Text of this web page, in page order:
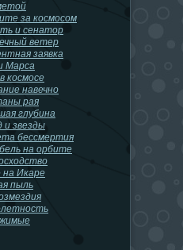
за космосом
и сенатор
ветер
заявка
Марса
космосе
навечно
рая
глубина
и звезды
бессмертия
на орбите
Икаре
пыль